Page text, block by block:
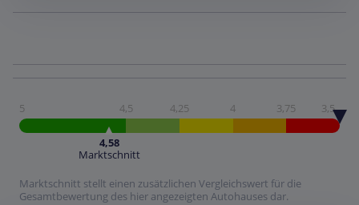
5 4,5 4,25 4 3,75 3,5
4,58
Marktschnitt
Marktschnitt stellt einen zusätzlichen Vergleichswert für die
Gesamtbewertung des hier angezeigten Autohauses dar.